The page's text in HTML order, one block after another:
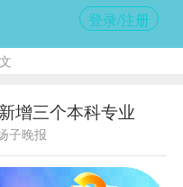
登录/注册
增三个本科专业
子晚报